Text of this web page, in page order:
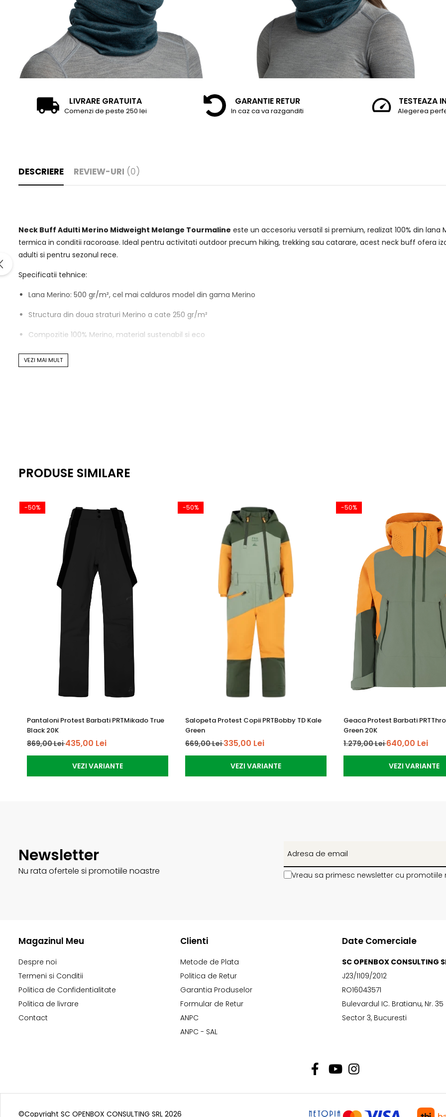
LIVRARE GRATUITA
Comenzi de peste 250 lei
GARANTIE RETUR
In caz ca va razganditi
TESTEAZA
Alegerea
DESCRIERE REVIEW-URI (0)
Neck Buff Adulti Merino Midweight Melange Tourmaline este un accesoriu versatil si premium, realizat 100% din
termica in conditii racoroase. Ideal pentru activitati outdoor precum hiking, trekking sau catarare, acest neck buff ofera
adulti si pentru sezonul rece.
Specificatii tehnice:
Lana Merino: 500 gr/m², cel mai calduros model din gama Merino
Structura din doua straturi Merino a cate 250 gr/m²
Compozitie 100% Merino, material sustenabil si eco
Design confortabil, marime universala
Ideal pentru activitati outdoor in conditii racoroase
Potrivire si marimi:
Marime: Universala
Recomandare: Potrivit pentru stratificare usoara sau purtat singur
Spalare la temperatura recomandata pe eticheta
Nu se folosesc inalbitori
Uscare la temperatura joasa
Nu se calca
Nu se curata chimic
VEZI MAI MULT
PRODUSE SIMILARE
-50%
Pantaloni Protest Barbati PRTMikado True
Black 20K
869,00 Lei435,00 Lei
VEZI VARIANTE
-50%
Salopeta Protest Copii PRTBobby TD Kale
Green
669,00 Lei335,00 Lei
VEZI VARIANTE
-50%
Geaca Protest Barbati
Green 20K
1.279,00 Lei640,00 Lei
VEZI VARIANTE
Newsletter
Nu rata ofertele si promotiile noastre Vreau sa primesc newsletter cu promotiile
Magazinul Meu
Despre noi
Termeni si Conditii
Politica de Confidentialitate
Politica de livrare
Contact
Clienti
Metode de Plata
Politica de Retur
Garantia Produselor
Formular de Retur
ANPC
ANPC - SAL
Date Comerciale
SC OPENBOX CONSULTING
J23/1109/2012
RO16043571
Bulevardul IC. Bratianu, Nr. 35
Sector 3, Bucuresti
©Copyright SC OPENBOX CONSULTING SRL 2026